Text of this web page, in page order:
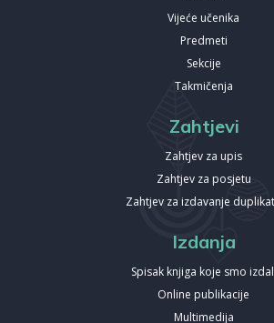
Vijeće učenika
Predmeti
Sekcije
Takmičenja
Zahtjevi
Zahtjev za upis
Zahtjev za posjetu
Zahtjev za izdavanje
Izdanja
Spisak knjiga koje smo
Online publikacije
Multimedija